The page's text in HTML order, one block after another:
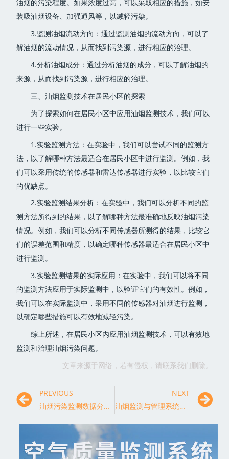
油烟的污染程度。如果浓度过高，可以采取相应的措施，如安
装吸油烟设备、加强通风等，以减轻污染。
3.监测油烟流动方向：通过监测油烟的流动方向，可以了
解油烟的流动情况，从而找到污染源，进行相应的治理。
4.分析油烟成分：通过分析油烟的成分，可以了解油烟的
来源，从而找到污染源，进行相应的治理。
三、油烟监测技术在居民小区的探索
为了探索如何在居民小区中应用油烟监测技术，我们可以
进行一些实验。
1.实验监测方法：在实验中，我们可以尝试不同的监测方
法，以了解哪种方法最适合在居民小区中进行监测。例如，我
们可以采用传统的传感器和雷达传感器进行实验，以比较它们
的优缺点。
2.实验监测结果分析：在实验中，我们可以分析不同的监
测方法所得到的结果，以了解哪种方法最准确地反映油烟污染
情况。例如，我们可以分析不同传感器所测得的结果，比较它
们的误差范围和精度，以确定哪种传感器最适合在居民小区中
进行监测。
3.实验监测结果的实际应用：在实验中，我们可以将不同
的监测方法应用于实际监测中，以验证它们的有效性。例如，
我们可以在实际监测中，采用不同的传感器对油烟进行监测，
以确定哪些措施可以有效地减轻污染。
综上所述，在居民小区内应用油烟监测技术，可以有效地
监测和治理油烟污染问题。
文章来源于网络，若有侵权，请联系我们删除。
PREVIOUS
油烟污染监测数据分析与应用案例研究
NEXT
油烟监测与管理系统的设计与实施